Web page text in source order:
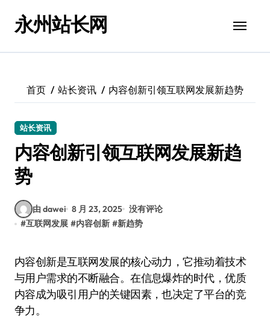
永州站长网
首页 站长资讯 内容创新引领互联网发展新趋势
站长资讯
内容创新引领互联网发展新趋
势
由 dawei 8 月 23, 2025 没有评论
#互联网发展 #内容创新 #新趋势
内容创新是互联网发展的核心动力，它推动着技术
与用户需求的不断融合。在信息爆炸的时代，优质
内容成为吸引用户的关键因素，也决定了平台的竞
争力。